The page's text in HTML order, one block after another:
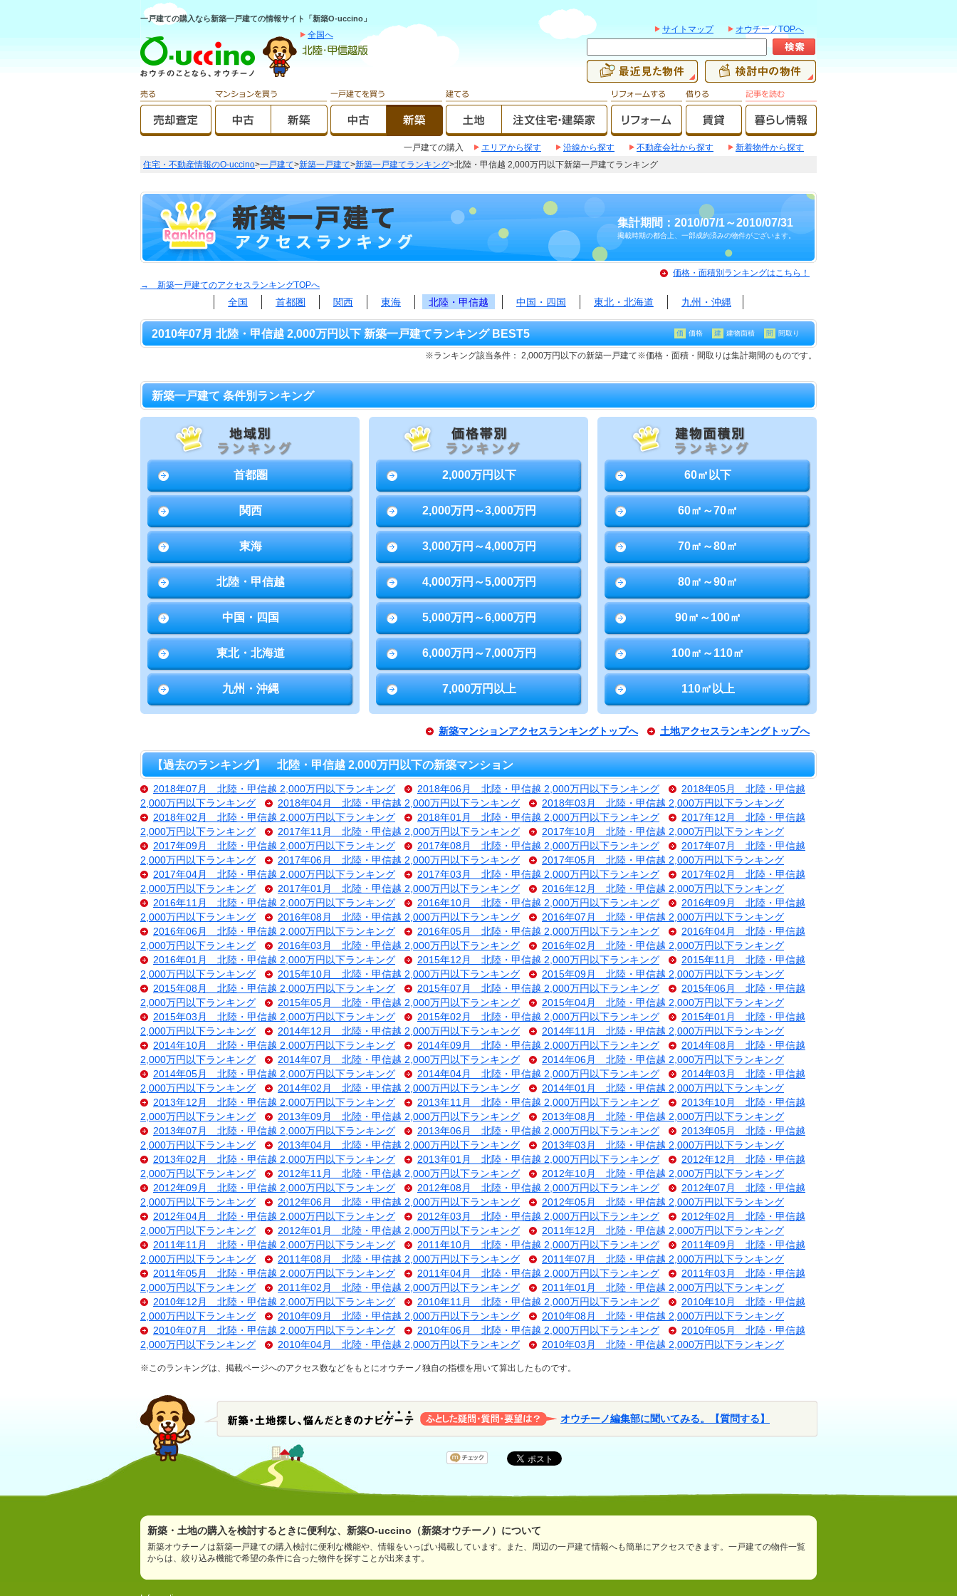
一戸建ての購入なら新築一戸建ての情報サイト「新築O-uccino」
全国へ
サイトマップ オウチーノTOPへ
一戸建ての購入 エリアから探す 沿線から探す 不動産会社から探す
新着物件から探す
住宅・不動産情報のO-uccino>一戸建て>新築一戸建て>新築一戸建てランキング>北陸・甲信越 2,000万円以下新築一戸建てランキング
集計期間：2010/07/1～2010/07/31
掲載時期の都合上、一部成約済みの物件がございます。
価格・面積別ランキングはこちら！
→ 新築一戸建てのアクセスランキングTOPへ
全国 首都圏 関西 東海 北陸・甲信越 中国・四国 東北・北海道 九州・沖縄
2010年07月 北陸・甲信越 2,000万円以下 新築一戸建てランキング BEST5 価 価格 建 建物面積 間 間取り
※ランキング該当条件： 2,000万円以下の新築一戸建て※価格・面積・間取りは集計期間のものです。
新築一戸建て 条件別ランキング
首都圏
関西
東海
北陸・甲信越
中国・四国
東北・北海道
九州・沖縄
2,000万円以下
2,000万円～3,000万円
3,000万円～4,000万円
4,000万円～5,000万円
5,000万円～6,000万円
6,000万円～7,000万円
7,000万円以上
60㎡以下
60㎡～70㎡
70㎡～80㎡
80㎡～90㎡
90㎡～100㎡
100㎡～110㎡
110㎡以上
新築マンションアクセスランキングトップへ 土地アクセスランキングトップへ
【過去のランキング】 北陸・甲信越 2,000万円以下の新築マンション
2018年07月 北陸・甲信越 2,000万円以下ランキング 2018年06月 北陸・甲信越 2,000万円以下ランキング
2018年05月 北陸・甲信越
2,000万円以下ランキング
2018年04月 北陸・甲信越 2,000万円以下ランキング
2018年03月 北陸・甲信越 2,000万円以下ランキング
2018年02月 北陸・甲信越 2,000万円以下ランキング
2018年01月 北陸・甲信越 2,000万円以下ランキング
2017年12月 北陸・甲信越
2,000万円以下ランキング
2017年11月 北陸・甲信越 2,000万円以下ランキング
2017年10月 北陸・甲信越 2,000万円以下ランキング
2017年09月 北陸・甲信越 2,000万円以下ランキング
2017年08月 北陸・甲信越 2,000万円以下ランキング
2017年07月 北陸・甲信越
2,000万円以下ランキング
2017年06月 北陸・甲信越 2,000万円以下ランキング
2017年05月 北陸・甲信越 2,000万円以下ランキング
2017年04月 北陸・甲信越 2,000万円以下ランキング
2017年03月 北陸・甲信越 2,000万円以下ランキング
2017年02月 北陸・甲信越
2,000万円以下ランキング
2017年01月 北陸・甲信越 2,000万円以下ランキング
2016年12月 北陸・甲信越 2,000万円以下ランキング
2016年11月 北陸・甲信越 2,000万円以下ランキング
2016年10月 北陸・甲信越 2,000万円以下ランキング
2016年09月 北陸・甲信越
2,000万円以下ランキング
2016年08月 北陸・甲信越 2,000万円以下ランキング
2016年07月 北陸・甲信越 2,000万円以下ランキング
2016年06月 北陸・甲信越 2,000万円以下ランキング
2016年05月 北陸・甲信越 2,000万円以下ランキング
2016年04月 北陸・甲信越
2,000万円以下ランキング
2016年03月 北陸・甲信越 2,000万円以下ランキング
2016年02月 北陸・甲信越 2,000万円以下ランキング
2016年01月 北陸・甲信越 2,000万円以下ランキング
2015年12月 北陸・甲信越 2,000万円以下ランキング
2015年11月 北陸・甲信越
2,000万円以下ランキング
2015年10月 北陸・甲信越 2,000万円以下ランキング
2015年09月 北陸・甲信越 2,000万円以下ランキング
2015年08月 北陸・甲信越 2,000万円以下ランキング
2015年07月 北陸・甲信越 2,000万円以下ランキング
2015年06月 北陸・甲信越
2,000万円以下ランキング
2015年05月 北陸・甲信越 2,000万円以下ランキング
2015年04月 北陸・甲信越 2,000万円以下ランキング
2015年03月 北陸・甲信越 2,000万円以下ランキング
2015年02月 北陸・甲信越 2,000万円以下ランキング
2015年01月 北陸・甲信越
2,000万円以下ランキング
2014年12月 北陸・甲信越 2,000万円以下ランキング
2014年11月 北陸・甲信越 2,000万円以下ランキング
2014年10月 北陸・甲信越 2,000万円以下ランキング
2014年09月 北陸・甲信越 2,000万円以下ランキング
2014年08月 北陸・甲信越
2,000万円以下ランキング
2014年07月 北陸・甲信越 2,000万円以下ランキング
2014年06月 北陸・甲信越 2,000万円以下ランキング
2014年05月 北陸・甲信越 2,000万円以下ランキング
2014年04月 北陸・甲信越 2,000万円以下ランキング
2014年03月 北陸・甲信越
2,000万円以下ランキング
2014年02月 北陸・甲信越 2,000万円以下ランキング
2014年01月 北陸・甲信越 2,000万円以下ランキング
2013年12月 北陸・甲信越 2,000万円以下ランキング
2013年11月 北陸・甲信越 2,000万円以下ランキング
2013年10月 北陸・甲信越
2,000万円以下ランキング
2013年09月 北陸・甲信越 2,000万円以下ランキング
2013年08月 北陸・甲信越 2,000万円以下ランキング
2013年07月 北陸・甲信越 2,000万円以下ランキング
2013年06月 北陸・甲信越 2,000万円以下ランキング
2013年05月 北陸・甲信越
2,000万円以下ランキング
2013年04月 北陸・甲信越 2,000万円以下ランキング
2013年03月 北陸・甲信越 2,000万円以下ランキング
2013年02月 北陸・甲信越 2,000万円以下ランキング
2013年01月 北陸・甲信越 2,000万円以下ランキング
2012年12月 北陸・甲信越
2,000万円以下ランキング
2012年11月 北陸・甲信越 2,000万円以下ランキング
2012年10月 北陸・甲信越 2,000万円以下ランキング
2012年09月 北陸・甲信越 2,000万円以下ランキング
2012年08月 北陸・甲信越 2,000万円以下ランキング
2012年07月 北陸・甲信越
2,000万円以下ランキング
2012年06月 北陸・甲信越 2,000万円以下ランキング
2012年05月 北陸・甲信越 2,000万円以下ランキング
2012年04月 北陸・甲信越 2,000万円以下ランキング
2012年03月 北陸・甲信越 2,000万円以下ランキング
2012年02月 北陸・甲信越
2,000万円以下ランキング
2012年01月 北陸・甲信越 2,000万円以下ランキング
2011年12月 北陸・甲信越 2,000万円以下ランキング
2011年11月 北陸・甲信越 2,000万円以下ランキング
2011年10月 北陸・甲信越 2,000万円以下ランキング
2011年09月 北陸・甲信越
2,000万円以下ランキング
2011年08月 北陸・甲信越 2,000万円以下ランキング
2011年07月 北陸・甲信越 2,000万円以下ランキング
2011年05月 北陸・甲信越 2,000万円以下ランキング
2011年04月 北陸・甲信越 2,000万円以下ランキング
2011年03月 北陸・甲信越
2,000万円以下ランキング
2011年02月 北陸・甲信越 2,000万円以下ランキング
2011年01月 北陸・甲信越 2,000万円以下ランキング
2010年12月 北陸・甲信越 2,000万円以下ランキング
2010年11月 北陸・甲信越 2,000万円以下ランキング
2010年10月 北陸・甲信越
2,000万円以下ランキング
2010年09月 北陸・甲信越 2,000万円以下ランキング
2010年08月 北陸・甲信越 2,000万円以下ランキング
2010年07月 北陸・甲信越 2,000万円以下ランキング
2010年06月 北陸・甲信越 2,000万円以下ランキング
2010年05月 北陸・甲信越
2,000万円以下ランキング
2010年04月 北陸・甲信越 2,000万円以下ランキング 2010年03月 北陸・甲信越 2,000万円以下ランキング
※このランキングは、掲載ページへのアクセス数などをもとにオウチーノ独自の指標を用いて算出したものです。
オウチーノ編集部に聞いてみる。【質問する】
新築・土地の購入を検討するときに便利な、新築O-uccino（新築オウチーノ）について
新築オウチーノは新築一戸建ての購入検討に便利な機能や、情報をいっぱい掲載しています。また、周辺の一戸建て情報へも簡単にアクセスできます。一戸建ての物件一覧
からは、絞り込み機能で希望の条件に合った物件を探すことが出来ます。